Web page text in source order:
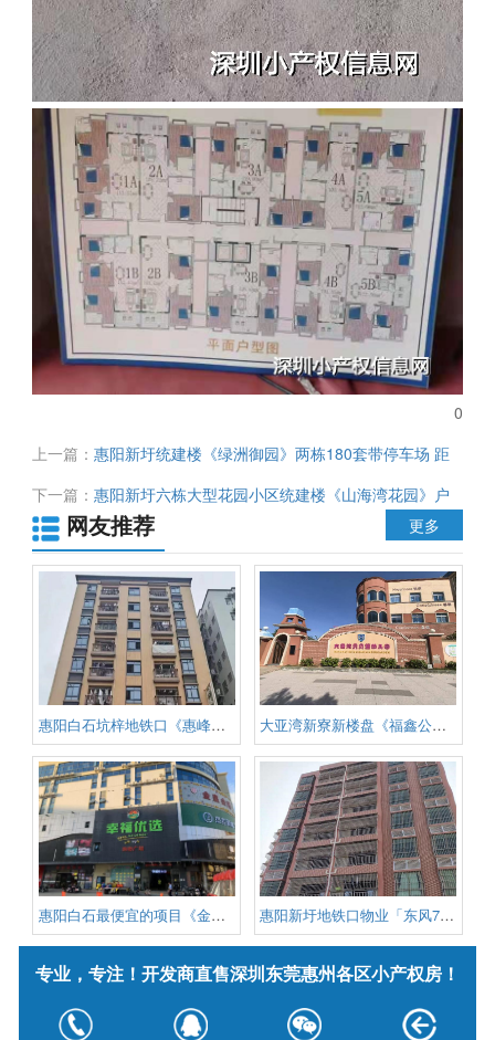
0
上一篇：惠阳新圩统建楼《绿洲御园》两栋180套带停车场 距
深圳龙岗仅3公里 户型方正四面采光 双阳台 无条件分期3年
下一篇：惠阳新圩六栋大型花园小区统建楼《山海湾花园》户
型方正 采光通风极好 总价36万可买花园学区房
网友推荐 更多
惠阳白石坑梓地铁口《惠峰雅阁》 大亚湾新寮新楼盘《福鑫公寓》真
惠阳白石最便宜的项目《金湖大厦 惠阳新圩地铁口物业「东风7号」
专业，专注！开发商直售深圳东莞惠州各区小产权房！
版权信息：深圳小产权信息网 版权所有